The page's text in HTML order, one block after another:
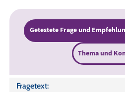
Getestete Frage und
Thema und
Fragetext: